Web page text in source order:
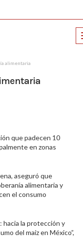
alimentaria
que padecen 10
en zonas
aseguró que
alimentaria y
el consumo
hacia la protección y
del maíz en México”,